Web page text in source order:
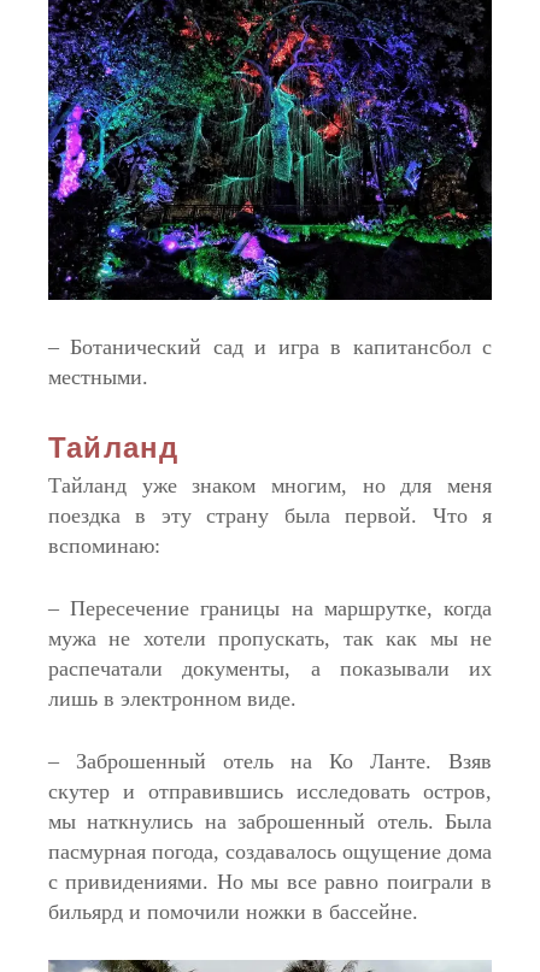
– Ботанический сад и игра в капитансбол с
местными.
Тайланд
Тайланд уже знаком многим, но для меня
поездка в эту страну была первой. Что я
вспоминаю:
– Пересечение границы на маршрутке, когда
мужа не хотели пропускать, так как мы не
распечатали документы, а показывали их
лишь в электронном виде.
– Заброшенный отель на Ко Ланте. Взяв
скутер и отправившись исследовать остров,
мы наткнулись на заброшенный отель. Была
пасмурная погода, создавалось ощущение дома
с привидениями. Но мы все равно поиграли в
бильярд и помочили ножки в бассейне.